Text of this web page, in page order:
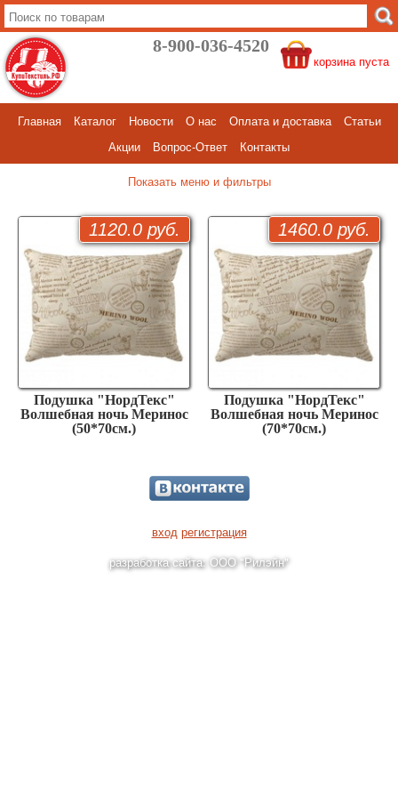
корзина пуста
8-900-036-4520
Главная Каталог Новости О нас Оплата и доставка
Статьи
Акции
Вопрос-Ответ Контакты
меню и фильтры
Подушка "НордТекс"
Волшебная ночь Меринос
(50*70см.)
1120.0 руб.
Подушка "НордТекс"
Волшебная ночь Меринос
(70*70см.)
1460.0 руб.
вход регистрация
разработка сайта: ООО "Рилэйн"